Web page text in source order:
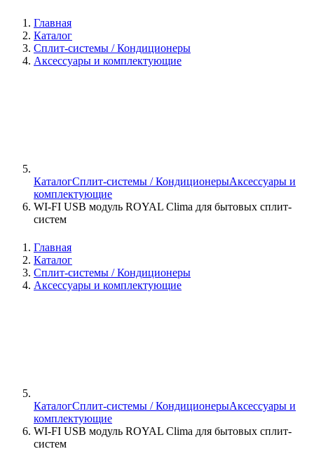
Главная
Каталог
Сплит-системы / Кондиционеры
Аксессуары и комплектующие
КаталогСплит-системы / КондиционерыАксессуары и
комплектующие
WI-FI USB модуль ROYAL Clima для бытовых сплит-
систем
Главная
Каталог
Сплит-системы / Кондиционеры
Аксессуары и комплектующие
КаталогСплит-системы / КондиционерыАксессуары и
комплектующие
WI-FI USB модуль ROYAL Clima для бытовых сплит-
систем